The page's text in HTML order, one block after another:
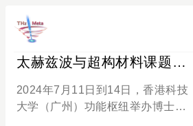
太赫兹波与超构材料课题组
参与功能枢纽夏令营活动
2024年7月11日到14日，香港科技
大学（广州）功能枢纽举办博士项